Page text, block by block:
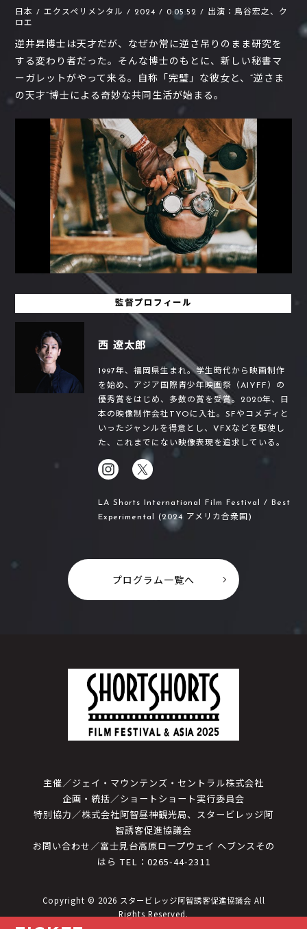
日本 / エクスペリメンタル / 2024 / 0:05:52 / 出演：鳥谷宏之、ク
ロエ
逆井昇博士は天才だが、なぜか常に逆さ吊りのまま研究を
する変わり者だった。そんな博士のもとに、新しい秘書マ
ーガレットがやって来る。自称「完璧」な彼女と、“逆さま
の天才”博士による奇妙な共同生活が始まる。
監督プロフィール
西 遼太郎
1997年、福岡県生まれ。学生時代から映画制作
を始め、アジア国際青少年映画祭（AIYFF）の
優秀賞をはじめ、多数の賞を受賞。2020年、日
本の映像制作会社TYOに入社。SFやコメディと
いったジャンルを得意とし、VFXなどを駆使し
た、これまでにない映像表現を追求している。
LA Shorts International Film Festival / Best
Experimental (2024 アメリカ合衆国)
プログラム一覧へ
主催／ジェイ・マウンテンズ・セントラル株式会社
企画・統括／ショートショート実行委員会
特別協力／株式会社阿智昼神観光局、スタービレッジ阿
智誘客促進協議会
お問い合わせ／富士見台高原ロープウェイ ヘブンスその
はら TEL：0265-44-2311
Copyright © 2026 スタービレッジ阿智誘客促進協議会 All
Rights Reserved.